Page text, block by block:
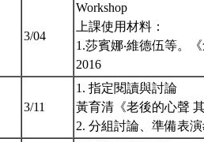
3/04
Workshop
上課使用材料：
1.莎賓娜‧維德伍等。
2016
3/11
1. 指定閱讀與討論
黃育清《老後的心聲
2. 分組討論、準備表演